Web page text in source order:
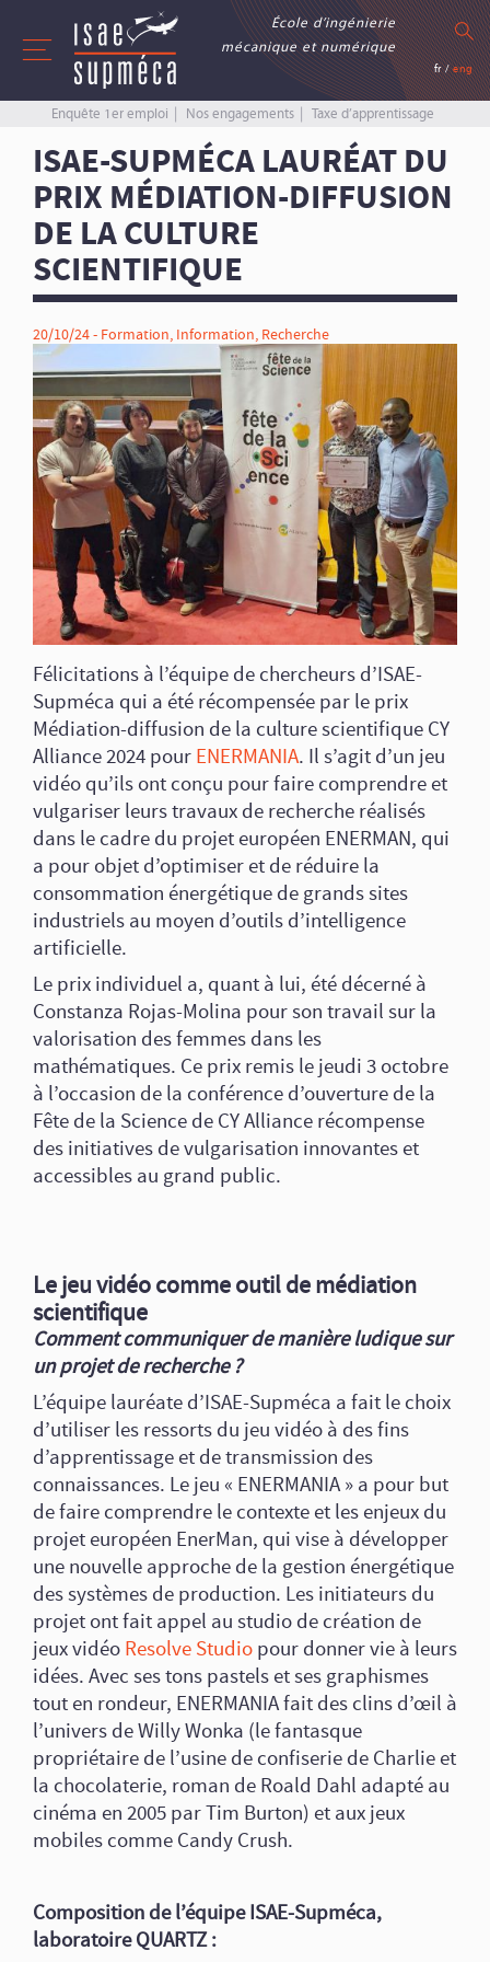
École d’ingénierie
mécanique et numérique
fr / eng
Enquête 1er emploi Nos engagements Taxe d’apprentissage
ISAE-SUPMÉCA LAURÉAT DU
PRIX MÉDIATION-DIFFUSION
DE LA CULTURE
SCIENTIFIQUE
20/10/24 - Formation, Information, Recherche
Félicitations à l’équipe de chercheurs d’ISAE-
Supméca qui a été récompensée par le prix
Médiation-diffusion de la culture scientifique CY
Alliance 2024 pour ENERMANIA. Il s’agit d’un jeu
vidéo qu’ils ont conçu pour faire comprendre et
vulgariser leurs travaux de recherche réalisés
dans le cadre du projet européen ENERMAN, qui
a pour objet d’optimiser et de réduire la
consommation énergétique de grands sites
industriels au moyen d’outils d’intelligence
artificielle.
Le prix individuel a, quant à lui, été décerné à
Constanza Rojas-Molina pour son travail sur la
valorisation des femmes dans les
mathématiques. Ce prix remis le jeudi 3 octobre
à l’occasion de la conférence d’ouverture de la
Fête de la Science de CY Alliance récompense
des initiatives de vulgarisation innovantes et
accessibles au grand public.
Le jeu vidéo comme outil de médiation
scientifique
Comment communiquer de manière ludique sur
un projet de recherche ?
L’équipe lauréate d’ISAE-Supméca a fait le choix
d’utiliser les ressorts du jeu vidéo à des fins
d’apprentissage et de transmission des
connaissances. Le jeu « ENERMANIA » a pour but
de faire comprendre le contexte et les enjeux du
projet européen EnerMan, qui vise à développer
une nouvelle approche de la gestion énergétique
des systèmes de production. Les initiateurs du
projet ont fait appel au studio de création de
jeux vidéo Resolve Studio pour donner vie à leurs
idées. Avec ses tons pastels et ses graphismes
tout en rondeur, ENERMANIA fait des clins d’œil à
l’univers de Willy Wonka (le fantasque
propriétaire de l’usine de confiserie de Charlie et
la chocolaterie, roman de Roald Dahl adapté au
cinéma en 2005 par Tim Burton) et aux jeux
mobiles comme Candy Crush.
Composition de l’équipe ISAE-Supméca,
laboratoire QUARTZ :